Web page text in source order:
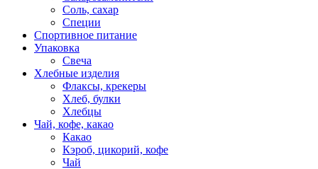
Соль, сахар
Специи
Спортивное питание
Упаковка
Свеча
Хлебные изделия
Флаксы, крекеры
Хлеб, булки
Хлебцы
Чай, кофе, какао
Какао
Кэроб, цикорий, кофе
Чай